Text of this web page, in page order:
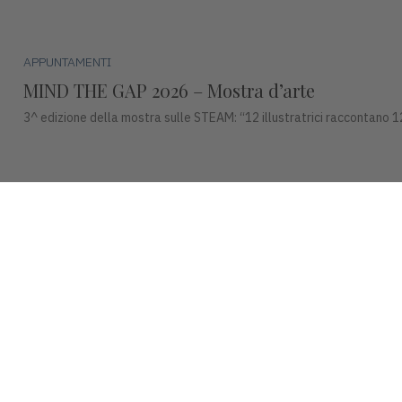
APPUNTAMENTI
MIND THE GAP 2026 – Mostra d’arte
3^ edizione della mostra sulle STEAM: “12 illustratrici raccontano